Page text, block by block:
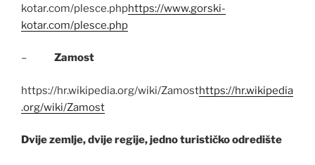
kotar.com/plesce.phphttps://www.gorski-
kotar.com/plesce.php
– Zamost
https://hr.wikipedia.org/wiki/Zamosthttps://hr.wikipedia
.org/wiki/Zamost
Dvije zemlje, dvije regije, jedno turističko odredište